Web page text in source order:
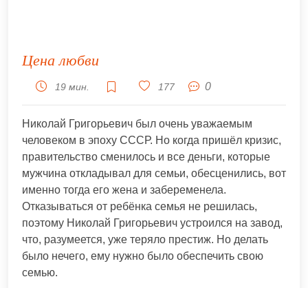
Цена любви
19 мин. 177 0
Николай Григорьевич был очень уважаемым
человеком в эпоху СССР. Но когда пришёл кризис,
правительство сменилось и все деньги, которые
мужчина откладывал для семьи, обесценились, вот
именно тогда его жена и забеременела.
Отказываться от ребёнка семья не решилась,
поэтому Николай Григорьевич устроился на завод,
что, разумеется, уже теряло престиж. Но делать
было нечего, ему нужно было обеспечить свою
семью.